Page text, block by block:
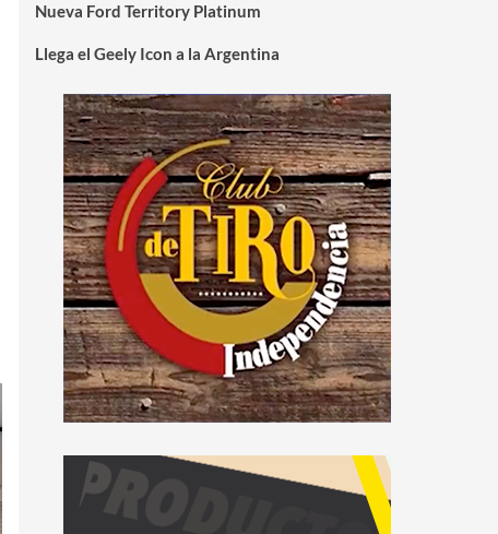
Nueva Ford Territory Platinum
Llega el Geely Icon a la Argentina